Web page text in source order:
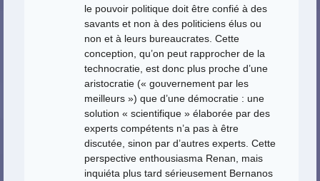
le pouvoir politique doit être confié à des
savants et non à des politiciens élus ou
non et à leurs bureaucrates. Cette
conception, qu’on peut rapprocher de la
technocratie, est donc plus proche d’une
aristocratie (« gouvernement par les
meilleurs ») que d’une démocratie : une
solution « scientifique » élaborée par des
experts compétents n’a pas à être
discutée, sinon par d’autres experts. Cette
perspective enthousiasma Renan, mais
inquiéta plus tard sérieusement Bernanos